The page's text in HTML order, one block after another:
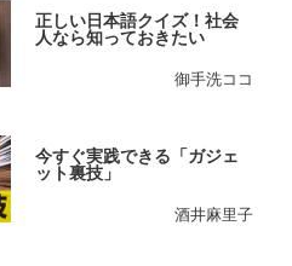
正しい日本語クイズ！社会
人なら知っておきたい
御手洗ココ
今すぐ実践できる「ガジェ
ット裏技」
酒井麻里子